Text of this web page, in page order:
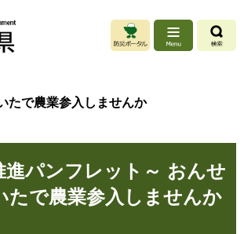
たで農業参入しませんか
進パンフレット～ おんせ
たで農業参入しませんか